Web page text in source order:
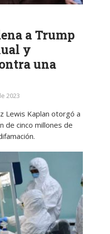
a Trump
y
una
2023
Lewis Kaplan otorgó a
de cinco millones de